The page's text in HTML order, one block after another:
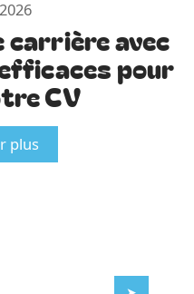
carrière avec
pour
CV
plus